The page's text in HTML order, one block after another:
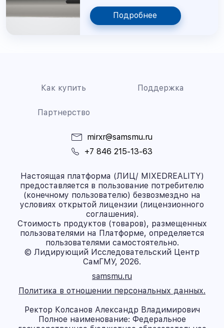
Подробнее
Как купить Поддержка
Партнерство
mirxr@samsmu.ru
+7 846 215-13-63
Настоящая платформа (ЛИЦ/ MIXEDREALITY)
предоставляется в пользование потребителю
(конечному пользователю) безвозмездно на
условиях открытой лицензии (лицензионного
соглашения).
Стоимость продуктов (товаров), размещенных
пользователями на Платформе, определяется
пользователями самостоятельно.
© Лидирующий Исследовательский Центр
СамГМУ, 2026.
samsmu.ru
Политика в отношении персональных данных.
Ректор Колсанов Александр Владимирович
Полное наименование: Федеральное